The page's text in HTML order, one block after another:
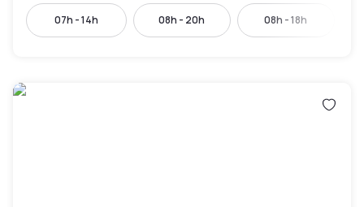
07h - 14h 08h - 20h 08h - 18h